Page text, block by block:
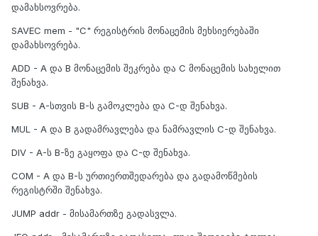
დამახსოვრება.
SAVEC mem - "C" რეგისტრის მონაცემის მეხსიერებაში
დამახსოვრება.
ADD - A და B მონაცემის შეკრება და C მონაცემის სახელით
შენახვა.
SUB - A-სთვის B-ს გამოკლება და C-დ შენახვა.
MUL - A და B გადამრავლება და ნამრავლის C-დ შენახვა.
DIV - A-ს B-ზე გაყოფა და C-დ შენახვა.
COM - A და B-ს ურთიერთშედარება და გადამოწმების
რეგისტრში შენახვა.
JUMP addr - მისამართზე გადასვლა.